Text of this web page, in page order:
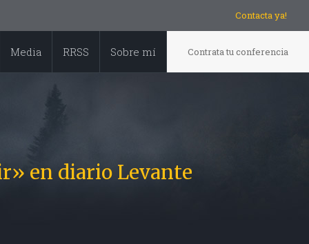
Contacta ya!
Media RRSS Sobre mí Contrata tu conferencia
en diario Levante